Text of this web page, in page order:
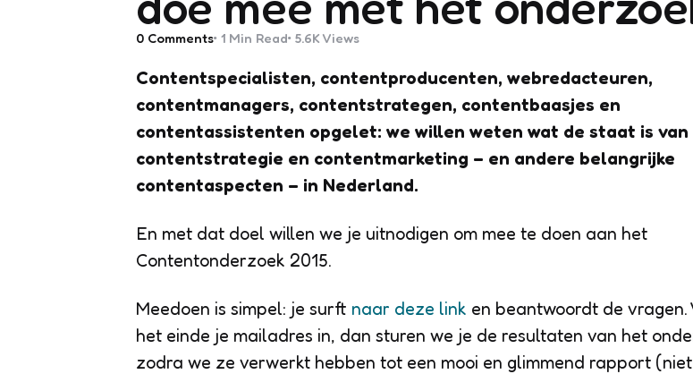
0 Comments 1 Min Read 5.6K Views
Contentspecialisten, contentproducenten, webredacteuren,
contentmanagers, contentstrategen, contentbaasjes en
contentassistenten opgelet: we willen weten wat de staat is van
contentstrategie en contentmarketing – en andere belangrijke
contentaspecten – in Nederland.
En met dat doel willen we je uitnodigen om mee te doen aan het
Contentonderzoek 2015.
Meedoen is simpel: je surft naar deze link en beantwoordt de vragen.
het einde je mailadres in, dan sturen we je de resultaten van het
zodra we ze verwerkt hebben tot een mooi en glimmend rapport (niet